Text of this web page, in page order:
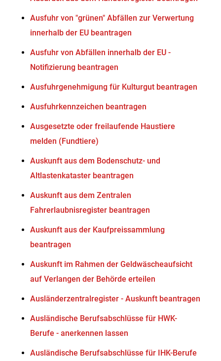
Ausfuhr von "grünen" Abfällen zur Verwertung
innerhalb der EU beantragen
Ausfuhr von Abfällen innerhalb der EU -
Notifizierung beantragen
Ausfuhrgenehmigung für Kulturgut beantragen
Ausfuhrkennzeichen beantragen
Ausgesetzte oder freilaufende Haustiere
melden (Fundtiere)
Auskunft aus dem Bodenschutz- und
Altlastenkataster beantragen
Auskunft aus dem Zentralen
Fahrerlaubnisregister beantragen
Auskunft aus der Kaufpreissammlung
beantragen
Auskunft im Rahmen der Geldwäscheaufsicht
auf Verlangen der Behörde erteilen
Ausländerzentralregister - Auskunft beantragen
Ausländische Berufsabschlüsse für HWK-
Berufe - anerkennen lassen
Ausländische Berufsabschlüsse für IHK-Berufe